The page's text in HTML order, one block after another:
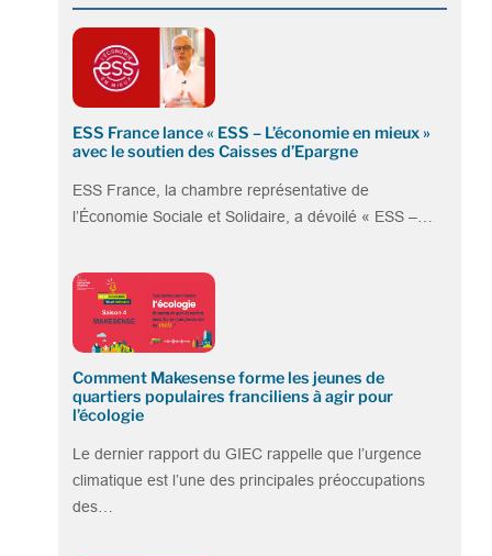
ESS France lance « ESS – L’économie en mieux »
avec le soutien des Caisses d’Epargne
ESS France, la chambre représentative de
l’Économie Sociale et Solidaire, a dévoilé « ESS –…
Comment Makesense forme les jeunes de
quartiers populaires franciliens à agir pour
l’écologie
Le dernier rapport du GIEC rappelle que l’urgence
climatique est l’une des principales préoccupations
des…